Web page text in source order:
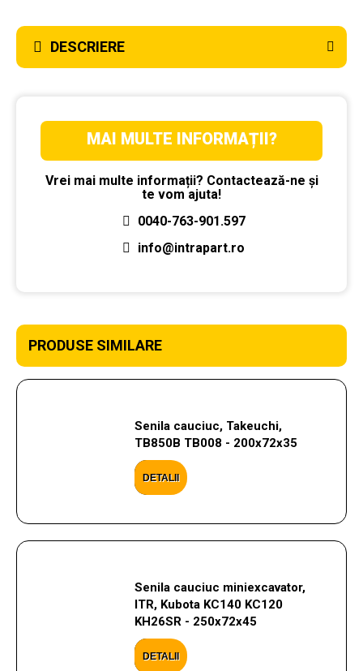
DESCRIERE
MAI MULTE INFORMAȚII?
Vrei mai multe informații? Contactează-ne și
te vom ajuta!
0040-763-901.597
info@intrapart.ro
PRODUSE SIMILARE
Senila cauciuc, Takeuchi,
TB850B TB008 - 200x72x35
DETALII
Senila cauciuc miniexcavator,
ITR, Kubota KC140 KC120
KH26SR - 250x72x45
DETALII